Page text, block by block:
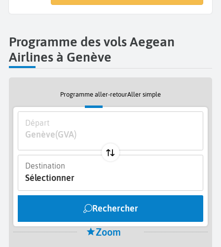
Programme des vols Aegean
Airlines à Genève
Programme aller-retourAller simple
Départ
Genève(GVA)
Destination
Sélectionner
Rechercher
Zoom